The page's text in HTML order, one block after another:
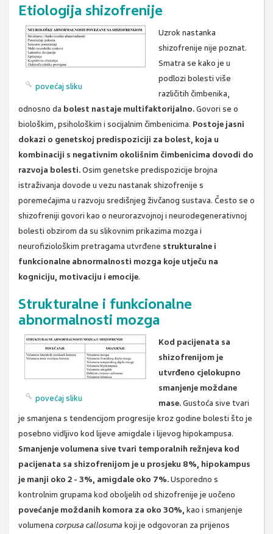
Etiologija shizofrenije
povećaj sliku
Uzrok nastanka
shizofrenije nije poznat.
Smatra se kako je u
podlozi bolesti više
različitih čimbenika,
odnosno da bolest nastaje multifaktorijalno.Govori se o
biološkim, psihološkim i socijalnim čimbenicima. Postoje jasni
dokazi o genetskoj predispoziciji za bolest, koja u
kombinaciji s negativnim okolišnim čimbenicima dovodi do
razvoja bolesti.Osim genetske predispozicije brojna
istraživanja dovode u vezu nastanak shizofrenije s
poremećajima u razvoju središnjeg živčanog sustava. Često se o
shizofreniji govori kao o neurorazvojnoj i neurodegenerativnoj
bolesti obzirom da su slikovnim prikazima mozga i
neurofiziološkim pretragama utvrđene strukturalne i
funkcionalne abnormalnosti mozga koje utječu na
kogniciju, motivaciju i emocije.
Strukturalne i funkcionalne
abnormalnosti mozga
povećaj sliku
Kod pacijenata sa
shizofrenijom je
utvrđeno cjelokupno
smanjenje moždane
mase.Gustoća sive tvari
je smanjena s tendencijom progresije kroz godine bolesti što je
posebno vidljivo kod lijeve amigdale i lijevog hipokampusa.
Smanjenje volumena sive tvari temporalnih režnjeva kod
pacijenata sa shizofrenijom je u prosjeku 8%, hipokampus
je manji oko 2 - 3%, amigdale oko 7%.Usporedno s
kontrolnim grupama kod oboljelih od shizofrenije je uočeno
povećanje moždanih komora za oko 30%, kao i smanjenje
volumena corpusa callosuma koji je odgovoran za prijenos